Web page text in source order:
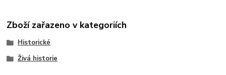
Zboží zařazeno v kategoriích
Historické
Živá historie